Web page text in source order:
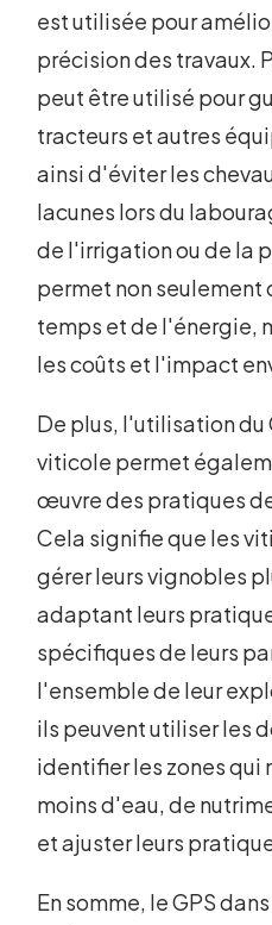
est utilisée pour
précision des travaux.
peut être utilisé pour
tracteurs et autres
ainsi d'éviter les
lacunes lors du
de l'irrigation ou de la
permet non seulement
temps et de l'énergie,
les coûts et l'impact
De plus, l'utilisation du
viticole permet
œuvre des pratiques
Cela signifie que les
gérer leurs vignobles
adaptant leurs
spécifiques de leurs
l'ensemble de leur
ils peuvent utiliser les
identifier les zones qui
moins d'eau, de
et ajuster leurs
En somme, le GPS